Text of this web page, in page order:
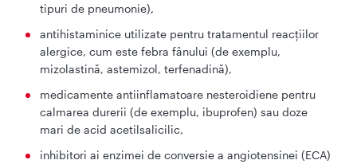
tipuri de pneumonie),
antihistaminice utilizate pentru tratamentul reacţiilor
alergice, cum este febra fânului (de exemplu,
mizolastină, astemizol, terfenadină),
medicamente antiinflamatoare nesteroidiene pentru
calmarea durerii (de exemplu, ibuprofen) sau doze
mari de acid acetilsalicilic,
inhibitori ai enzimei de conversie a angiotensinei (ECA)